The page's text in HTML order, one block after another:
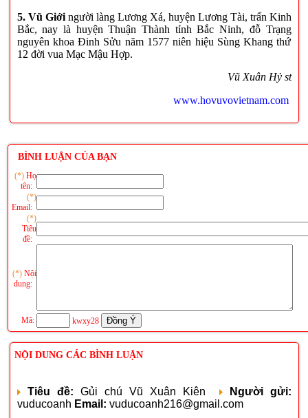
5. Vũ Giớingười làng Lương Xá, huyện Lương Tài, trấn Kinh
Bắc, nay là huyện Thuận Thành tỉnh Bắc Ninh, đỗ Trạng
nguyên khoa Đinh Sửu năm 1577 niên hiệu Sùng Khang thứ
12 đời vua Mạc Mậu Hợp.
Vũ Xuân Hỷ st
www.hovuvovietnam.com
BÌNH LUẬN CỦA BẠN
(*) Họ
tên:
(*)
Email:
(*)
Tiêu
đề:
(*) Nội
dung:
Mã: kwxy28
NỘI DUNG CÁC BÌNH LUẬN
Tiêu đề: Gủi chú Vũ Xuân Kiên
Người gửi:
vuducoanh Email: vuducoanh216@gmail.com